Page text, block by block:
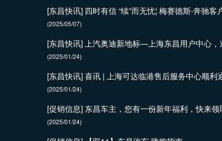
[东昌快讯] 四时有信 “续”而无忧¦ 梅赛德斯-奔驰
(2025/05/07)
[东昌快讯] 上汽奥迪新地标—上海东昌用户中心
(2025/01/24)
[东昌快讯] 喜讯 | 上海可达临港售后服务中心顺
(2025/01/24)
[促销信息] 东昌车主，您有一份新年福利，快来领
(2025/01/24)